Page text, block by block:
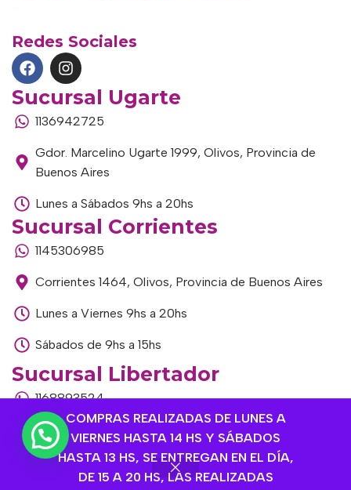
COMPRAS REALIZADAS DE LUNES A
VIERNES HASTA 14 HS Y SÁBADOS
HASTA 13 HS, SE ENTREGAN EN EL DÍA,
DE 15 A 20 HS, LAS REALIZADAS
Redes Sociales
Sucursal Ugarte
1136942725
Gdor. Marcelino Ugarte 1999, Olivos, Provincia de
Buenos Aires
Lunes a Sábados 9hs a 20hs
Sucursal Corrientes
1145306985
Corrientes 1464, Olivos, Provincia de Buenos Aires
Lunes a Viernes 9hs a 20hs
Sábados de 9hs a 15hs
Sucursal Libertador
1168893524
Av. del Libertador 1915, Vte. López, Provincia de
Buenos Aires
Lunes a Viernes de 9hs a 13hs / 16hs a 20hs